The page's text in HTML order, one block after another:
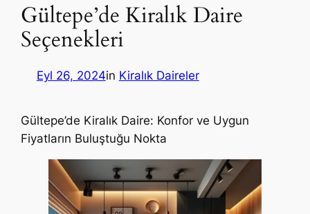
Gültepe’de Kiralık Daire
Seçenekleri
Eyl 26, 2024in Kiralık Daireler
Gültepe’de Kiralık Daire: Konfor ve Uygun
Fiyatların Buluştuğu Nokta